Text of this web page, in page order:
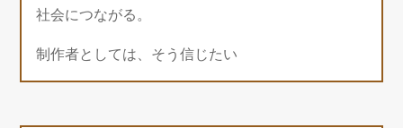
社会につながる。
制作者としては、そう信じたい